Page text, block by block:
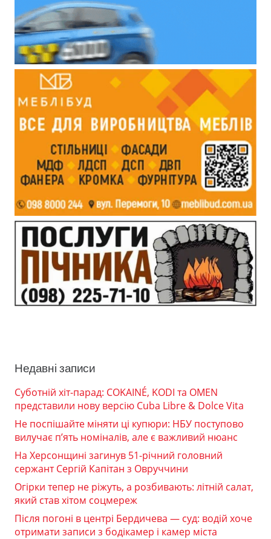
Недавні записи
Суботній хіт-парад: COKAINÉ, KODI та OMEN
представили нову версію Cuba Libre & Dolce Vita
Не поспішайте міняти ці купюри: НБУ поступово
вилучає п’ять номіналів, але є важливий нюанс
На Херсонщині загинув 51-річний головний
сержант Сергій Капітан з Овруччини
Огірки тепер не ріжуть, а розбивають: літній салат,
який став хітом соцмереж
Після погоні в центрі Бердичева — суд: водій хоче
отримати записи з бодікамер і камер міста